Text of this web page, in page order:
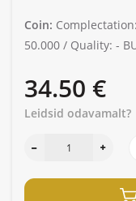
Coin:
50.000 / Quality: -
34.50 €
Leidsid odavamalt?